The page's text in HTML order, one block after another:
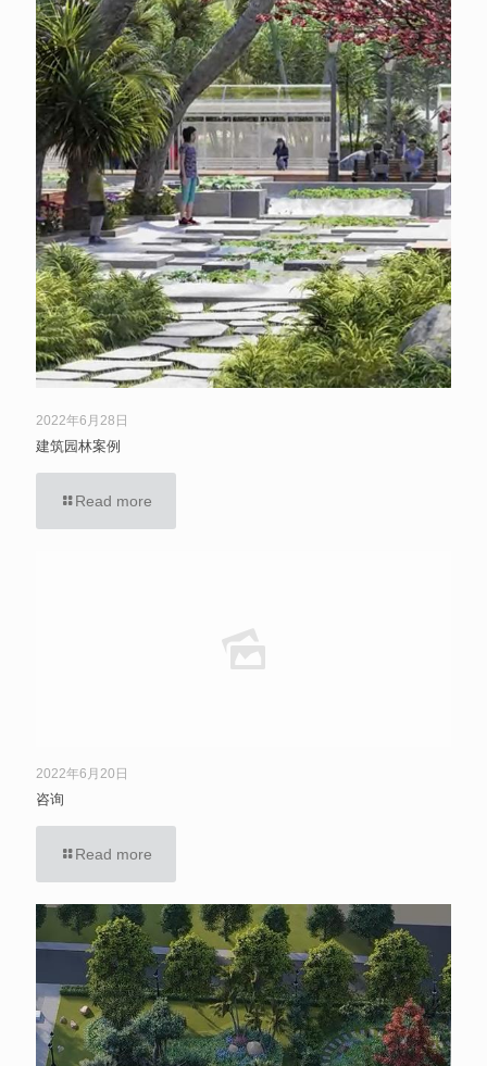
2022年6月28日
建筑园林案例
Read more
2022年6月20日
咨询
Read more